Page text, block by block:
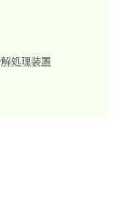
処理装置